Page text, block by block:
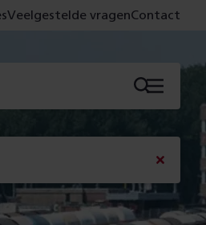
't spoor naar morgen' laten
gebeurt en wat dat -
sluiten
Veelgestelde vragenContact
Menu